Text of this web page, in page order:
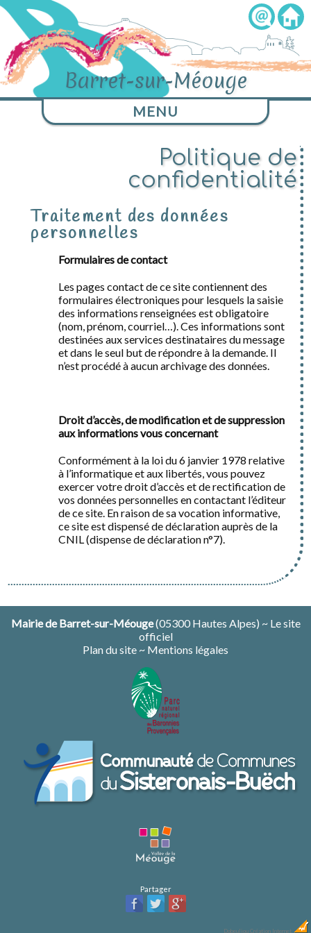
Barret-sur-Méouge
MENU
Politique de
confidentialité
Traitement des données
personnelles
Formulaires de contact
Les pages contact de ce site contiennent des
formulaires électroniques pour lesquels la saisie
des informations renseignées est obligatoire
(nom, prénom, courriel…). Ces informations sont
destinées aux services destinataires du message
et dans le seul but de répondre à la demande. Il
n’est procédé à aucun archivage des données.
Droit d’accès, de modification et de suppression
aux informations vous concernant
Conformément à la loi du 6 janvier 1978 relative
à l’informatique et aux libertés, vous pouvez
exercer votre droit d’accès et de rectification de
vos données personnelles en contactant l’éditeur
de ce site. En raison de sa vocation informative,
ce site est dispensé de déclaration auprès de la
CNIL (dispense de déclaration n°7).
Mairie de Barret-sur-Méouge(05300 Hautes Alpes) ~ Le site
officiel
Plan du site ~ Mentions légales
Partager
Dobeuliou Création Internet